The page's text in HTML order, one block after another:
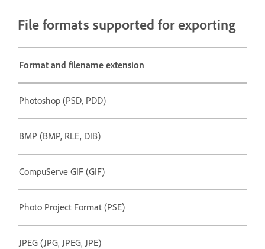
File formats supported for exporting
Format and filename extension
Photoshop (PSD, PDD)
BMP (BMP, RLE, DIB)
CompuServe GIF (GIF)
Photo Project Format (PSE)
JPEG (JPG, JPEG, JPE)